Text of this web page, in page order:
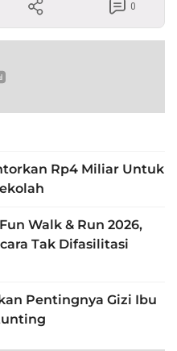
0
Rp4 Miliar Untuk
Walk & Run 2026,
Tak Difasilitasi
Pentingnya Gizi Ibu